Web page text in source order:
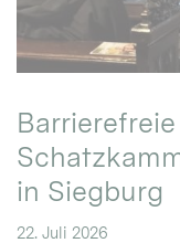
in Siegburg
22. Juli 2026